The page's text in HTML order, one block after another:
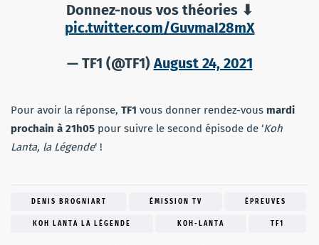
Donnez-nous vos théories ⬇
pic.twitter.com/GuvmaI28mX
— TF1 (@TF1) August 24, 2021
Pour avoir la réponse, TF1 vous donner rendez-vous mardi
prochain à 21h05 pour suivre le second épisode de ‘Koh
Lanta, la Légende‘ !
DENIS BROGNIART ÉMISSION TV ÉPREUVES
KOH LANTA LA LÉGENDE KOH-LANTA TF1